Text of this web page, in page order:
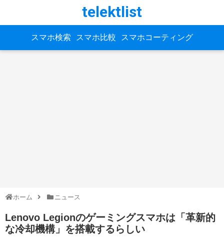
telektlist
スマホ検索 スマホ比較 スマホコーティング
ホーム ニュース
Lenovo Legionのゲーミングスマホは「革新的
な冷却機構」を搭載するらしい